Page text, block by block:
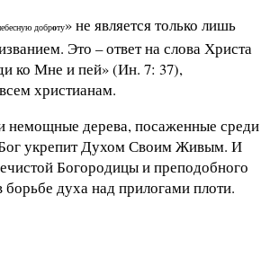
доброту» не является только лишь
Это – ответ на слова Христа
ко Мне и пей» (Ин. 7: 37),
христианам.
немощные дерева, посаженные среди
укрепит Духом Своим Живым. И
Богородицы и преподобного
духа над прилогами плоти.